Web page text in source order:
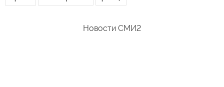
Новости СМИ2